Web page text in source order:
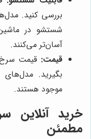
بررسی کنید.
شستشو در
آسان‌تر می‌کنند.
قیمت: قیمت سرخ
بگیرید. مدل‌های
موجود هستند.
خرید
مطمئن